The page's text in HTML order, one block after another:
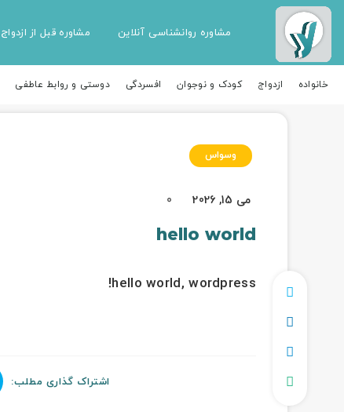
مشاوره روانشناسی آنلاین مشاوره قبل از ازدواج
خانواده ازدواج کودک و نوجوان افسردگی دوستی و روابط عاطفی
وسواس
می 15, 2026 0
hello world
hello world, wordpress!
اشتراک گذاری مطلب: